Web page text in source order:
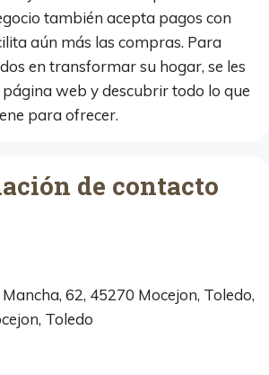
también acepta pagos con
aún más las compras. Para
en transformar su hogar, se les
web y descubrir todo lo que
para ofrecer.
de contacto
62, 45270 Mocejon, Toledo,
Toledo